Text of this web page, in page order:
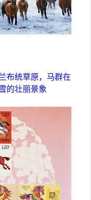
布统草原，马群在
的壮丽景象